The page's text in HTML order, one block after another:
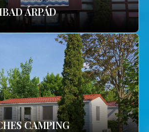
ÁRPÁD
CAMPING